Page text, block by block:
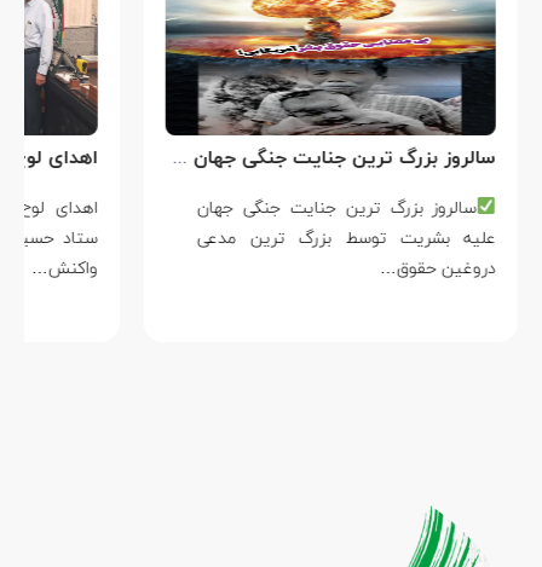
سالروز بزرگ ترین جنایت جنگی جهان علیه بشریت توسط بزرگ ترین مدعی دروغین حقوق بشر
سالروز بزرگ ترین جنایت جنگی جهان
علیه بشریت توسط بزرگ ترین مدعی
دروغین حقوق…
واکنش…